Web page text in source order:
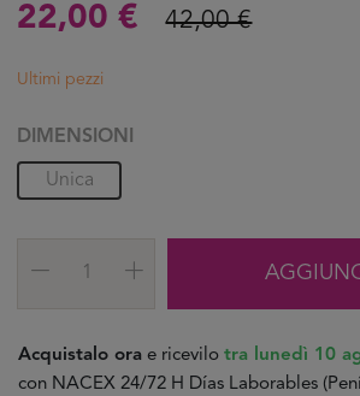
22,00 € 42,00 €
Ultimi pezzi
DIMENSIONI
Unica
Acquistalo ora e ricevilotra lunedì 10
con NACEX 24/72 H Días Laborables